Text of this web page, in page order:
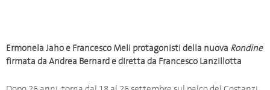
Ermonela Jaho e Francesco Meli protagonisti della nuova Rondine
firmata da Andrea Bernard e diretta da Francesco Lanzillotta